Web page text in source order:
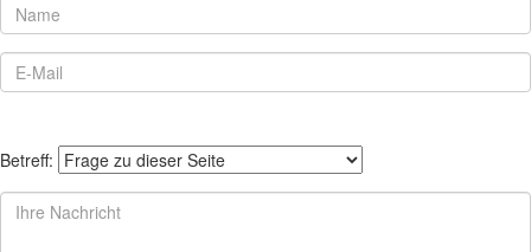
Betreff: